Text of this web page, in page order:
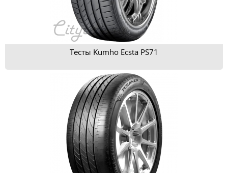
Тесты Kumho Ecsta PS71